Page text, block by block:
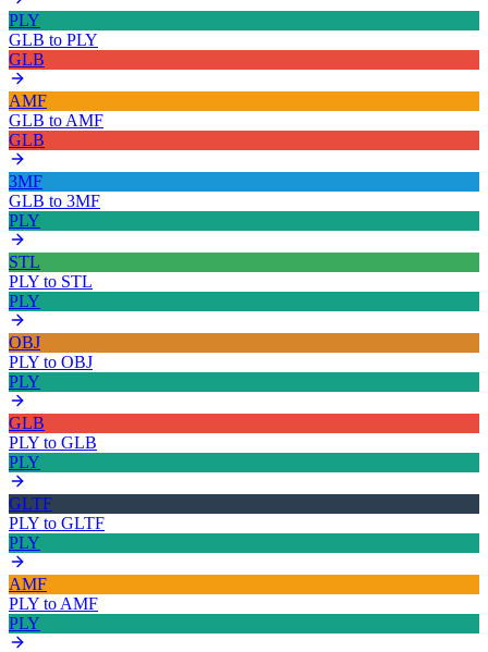
PLY
GLB to PLY
GLB
AMF
GLB to AMF
GLB
3MF
GLB to 3MF
PLY
STL
PLY to STL
PLY
OBJ
PLY to OBJ
PLY
GLB
PLY to GLB
PLY
GLTF
PLY to GLTF
PLY
AMF
PLY to AMF
PLY